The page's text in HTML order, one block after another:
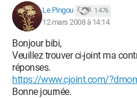
Le Pingou 1 476
12 mars 2008 à 14:14
Bonjour bibi,
Veuillez trouver ci-joint ma
réponses.
https://www.cjoint.com/
Bonne journée.